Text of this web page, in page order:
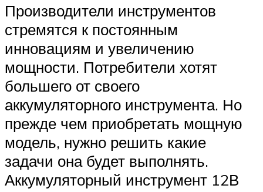
Производители инструментов
стремятся к постоянным
инновациям и увеличению
мощности. Потребители хотят
большего от своего
аккумуляторного инструмента. Но
прежде чем приобретать мощную
модель, нужно решить какие
задачи она будет выполнять.
Аккумуляторный инструмент 12В